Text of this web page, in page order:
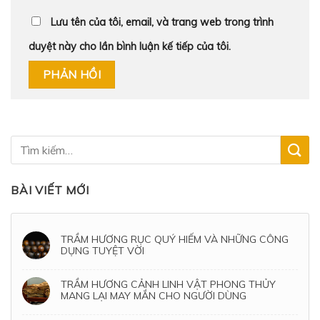
Lưu tên của tôi, email, và trang web trong trình
duyệt này cho lần bình luận kế tiếp của tôi.
BÀI VIẾT MỚI
TRẦM HƯƠNG RỤC QUÝ HIẾM VÀ NHỮNG CÔNG
DỤNG TUYỆT VỜI
TRẦM HƯƠNG CẢNH LINH VẬT PHONG THỦY
MANG LẠI MAY MẮN CHO NGƯỜI DÙNG